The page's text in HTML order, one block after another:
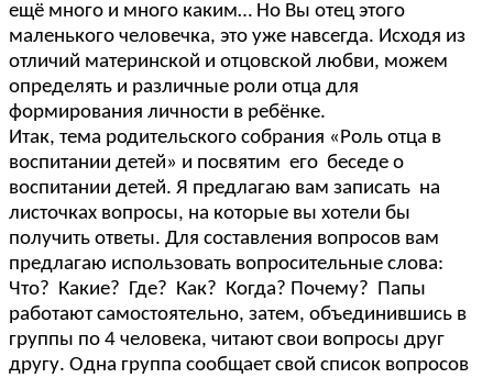
ещё много и много каким… Но Вы отец этого
маленького человечка, это уже навсегда. Исходя из
отличий материнской и отцовской любви, можем
определять и различные роли отца для
формирования личности в ребёнке.
Итак, тема родительского собрания «Роль отца в
воспитании детей» и посвятим его беседе о
воспитании детей. Я предлагаю вам записать на
листочках вопросы, на которые вы хотели бы
получить ответы. Для составления вопросов вам
предлагаю использовать вопросительные слова:
Что? Какие? Где? Как? Когда? Почему? Папы
работают самостоятельно, затем, объединившись в
группы по 4 человека, читают свои вопросы друг
другу. Одна группа сообщает свой список вопросов